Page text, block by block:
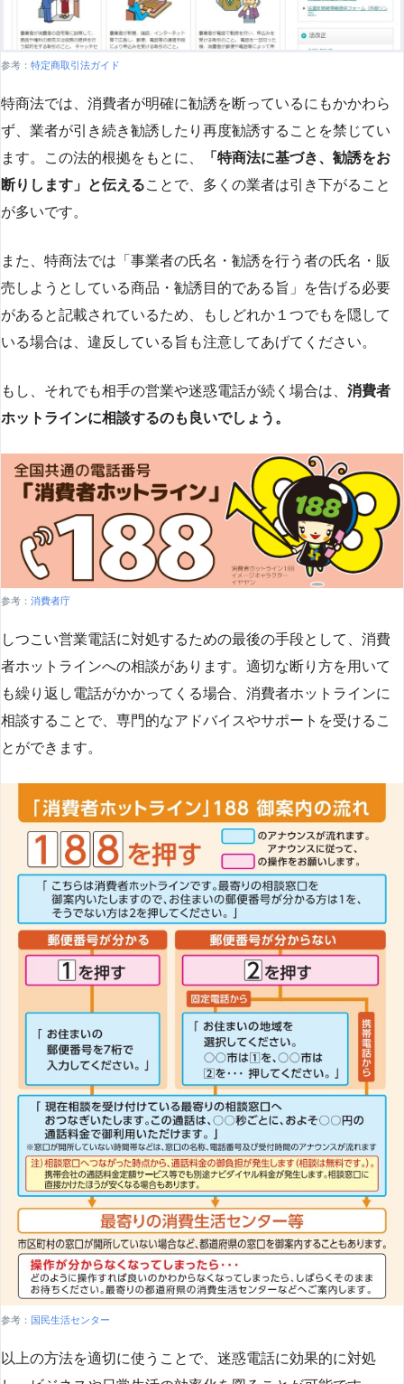
参考： 特定商取引法ガイド
特商法では、消費者が明確に勧誘を断っているにもかかわら
ず、業者が引き続き勧誘したり再度勧誘することを禁じてい
ます。この法的根拠をもとに、
「特商法に基づき、勧誘をお
断りします」と伝えることで、多くの業者は引き下がること
が多いです​​。
また、特商法では「事業者の氏名・勧誘を行う者の氏名・販
売しようとしている商品・勧誘目的である旨」を告げる必要
があると記載されているため、もしどれか１つでもを隠して
いる場合は、違反している旨も注意してあげてください。
もし、それでも相手の営業や迷惑電話が続く場合は、 消費者
ホットラインに相談するのも良いでしょう。
参考： 消費者庁
しつこい営業電話に対処するための最後の手段として、消費
者ホットラインへの相談があります。適切な断り方を用いて
も繰り返し電話がかかってくる場合、消費者ホットラインに
相談することで、専門的なアドバイスやサポートを受けるこ
とができます​​。
参考： 国民生活センター
以上の方法を適切に使うことで、迷惑電話に効果的に対処